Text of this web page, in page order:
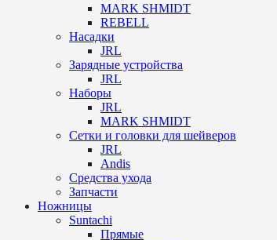
MARK SHMIDT
REBELL
Насадки
JRL
Зарядные устройства
JRL
Наборы
JRL
MARK SHMIDT
Сетки и головки для шейверов
JRL
Andis
Средства ухода
Запчасти
Ножницы
Suntachi
Прямые